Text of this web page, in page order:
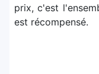
prix, c'est
est récompensé.